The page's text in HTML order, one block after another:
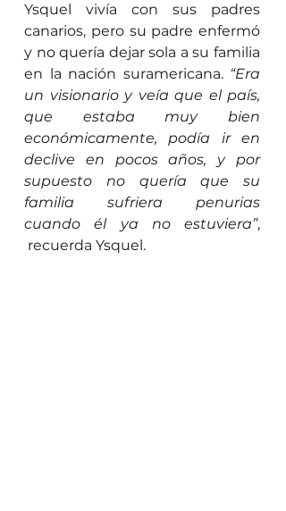
Ysquel vivía con sus padres
canarios, pero su padre enfermó
y no quería dejar sola a su familia
en la nación suramericana. “Era
un visionario y veía que el país,
que estaba muy bien
económicamente, podía ir en
declive en pocos años, y por
supuesto no quería que su
familia sufriera penurias
cuando él ya no estuviera”,
recuerda Ysquel.